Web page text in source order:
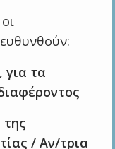
τα
/ Αν/τρια